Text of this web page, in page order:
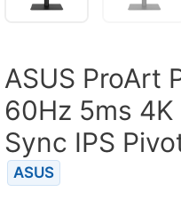
ASUS ProArt
60Hz 5ms
Sync IPS
ASUS